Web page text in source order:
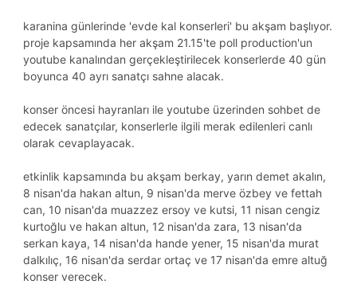
karanina günlerinde 'evde kal konserleri' bu akşam başlıyor.
proje kapsamında her akşam 21.15'te poll production'un
youtube kanalından gerçekleştirilecek konserlerde 40 gün
boyunca 40 ayrı sanatçı sahne alacak.
konser öncesi hayranları ile youtube üzerinden sohbet de
edecek sanatçılar, konserlerle ilgili merak edilenleri canlı
olarak cevaplayacak.
etkinlik kapsamında bu akşam berkay, yarın demet akalın,
8 nisan'da hakan altun, 9 nisan'da merve özbey ve fettah
can, 10 nisan'da muazzez ersoy ve kutsi, 11 nisan cengiz
kurtoğlu ve hakan altun, 12 nisan'da zara, 13 nisan'da
serkan kaya, 14 nisan'da hande yener, 15 nisan'da murat
dalkılıç, 16 nisan'da serdar ortaç ve 17 nisan'da emre altuğ
konser verecek.